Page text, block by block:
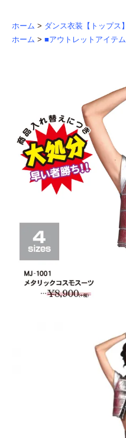
ホーム > ダンス衣装【トップス】
ホーム > ■アウトレットアイテム